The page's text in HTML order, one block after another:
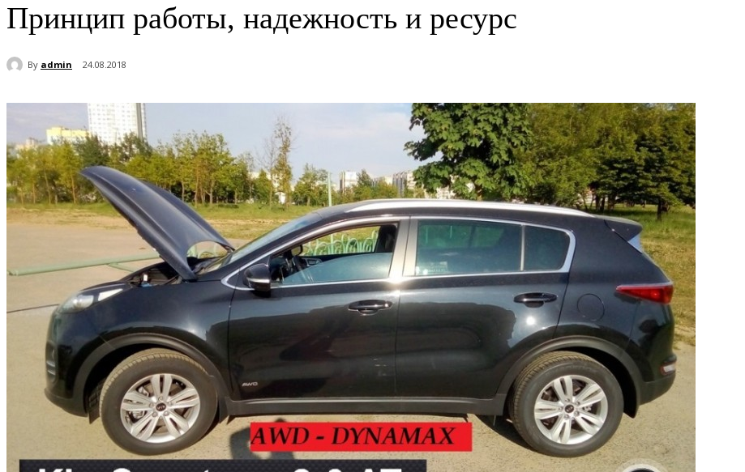
Принцип работы, надежность и ресурс
By admin 24.08.2018